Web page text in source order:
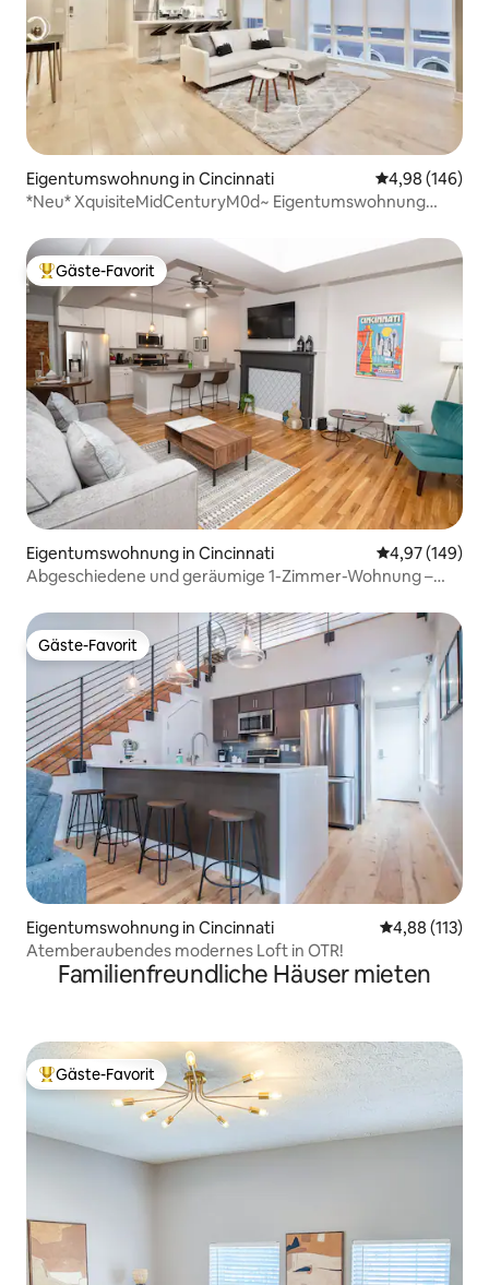
Eigentumswohnung in Cincinnati
4,98 (146)
*Neu* XquisiteMidCenturyM0d~ Eigentumswohnung
Beliebter Gäste-Favorit.
Gäste-Favorit
Eigentumswohnung in Cincinnati
4,97 (149)
Abgeschiedene und geräumige 1-Zimmer-Wohnung –
Gäste-Favorit
Gäste-Favorit
Eigentumswohnung in Cincinnati
4,88 (113)
Atemberaubendes modernes Loft in OTR!
Familienfreundliche Häuser mieten
Beliebter Gäste-Favorit.
Gäste-Favorit